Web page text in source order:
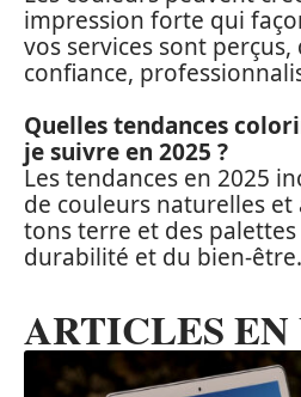
impression forte qui
vos services sont perçus,
confiance,
Quelles tendances
je suivre en 2025 ?
Les tendances en 2025
de couleurs naturelles et
tons terre et des
durabilité et du bien-être.
ARTICLES